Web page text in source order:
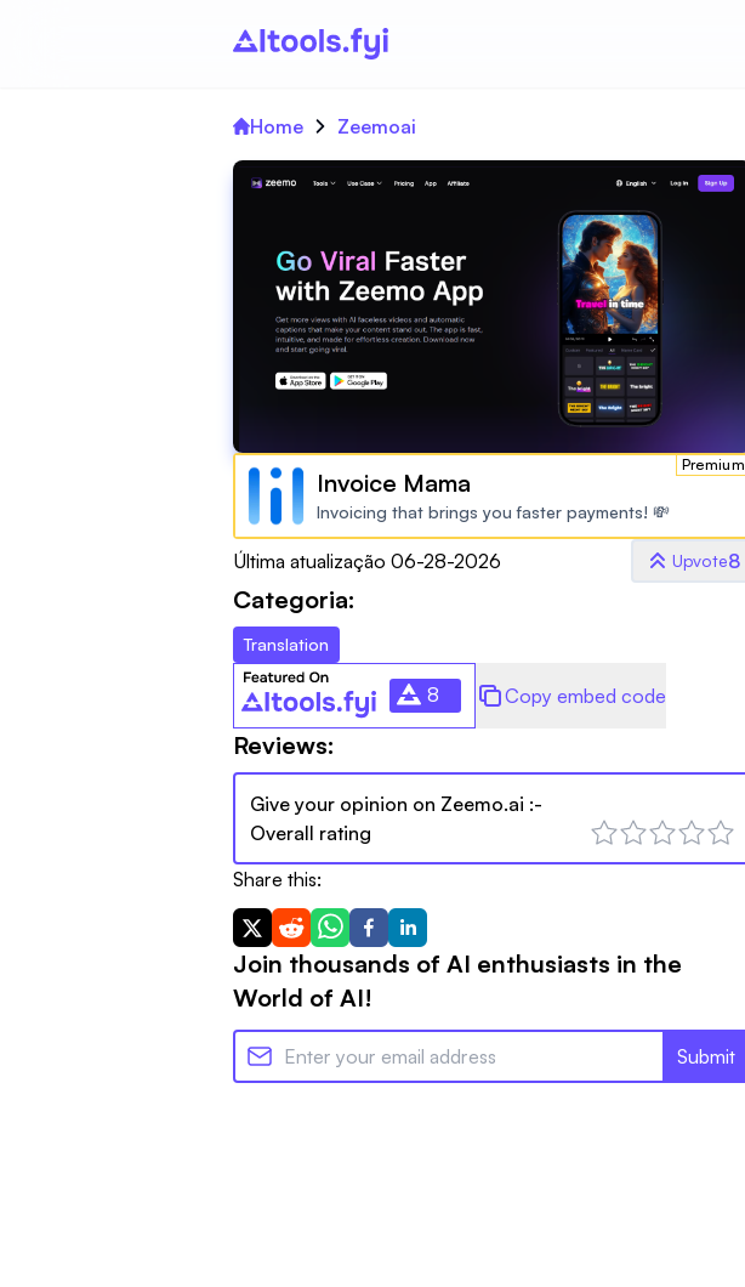
Home Zeemoai
Premium
Invoice Mama
Invoicing that brings you faster payments! 💸
Última atualização 06-28-2026 Upvote8
Categoria:
Translation
8 Copy embed code
Reviews:
Give your opinion on Zeemo.ai :-
Overall rating
Share this:
Join thousands of AI enthusiasts in the
World of AI!
Submit